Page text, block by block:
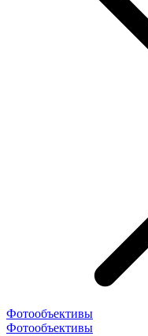
Фотообъективы
Фотообъективы